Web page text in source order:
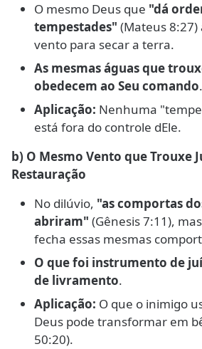
O mesmo Deus que "dá
tempestades" (Mateus
vento para secar a terra.
As mesmas águas que
obedecem ao Seu comando.
Aplicação: Nenhuma
está fora do controle dEle.
b) O Mesmo Vento que Trouxe
Restauração
No dilúvio, "as comportas
abriram" (Gênesis 7:11),
fecha essas mesmas
O que foi instrumento de
de livramento.
Aplicação: O que o inimigo
Deus pode transformar em
50:20).